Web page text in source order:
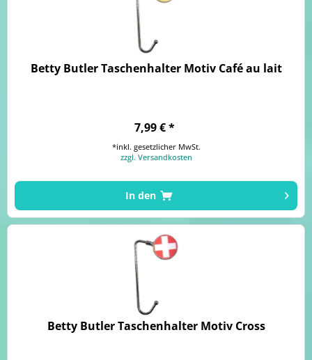
Betty Butler Taschenhalter Motiv Café au lait
7,99 € *
*inkl. gesetzlicher MwSt.
zzgl. Versandkosten
In den
Betty Butler Taschenhalter Motiv Cross